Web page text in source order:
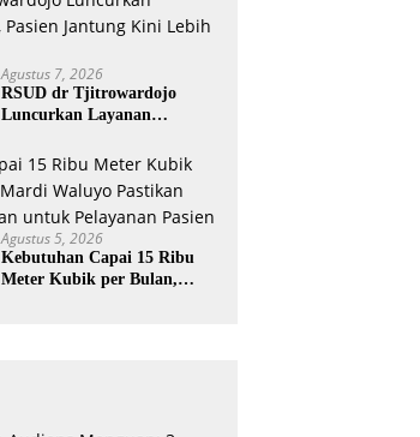
Agustus 7, 2026
RSUD dr Tjitrowardojo
Luncurkan Layanan
Lebih Mudah Berobat
Agustus 5, 2026
Kebutuhan Capai 15 Ribu
Meter Kubik per Bulan,